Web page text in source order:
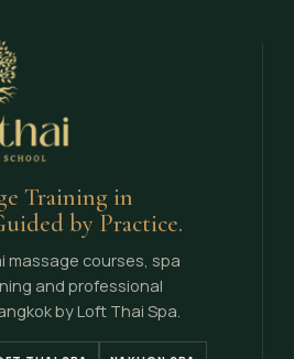
Training in
by Practice.
massage courses, spa
and professional
by Loft Thai Spa.